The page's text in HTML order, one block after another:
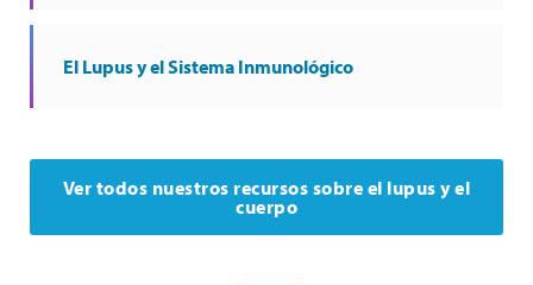
El Lupus y el Sistema Inmunológico
Ver todos nuestros recursos sobre el lupus y el
cuerpo